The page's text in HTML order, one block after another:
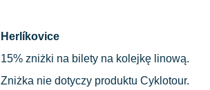
Herlíkovice
15% zniżki na bilety na kolejkę linową.
Zniżka nie dotyczy produktu Cyklotour.